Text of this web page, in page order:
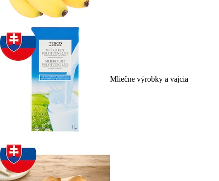
Mliečne výrobky a vajcia